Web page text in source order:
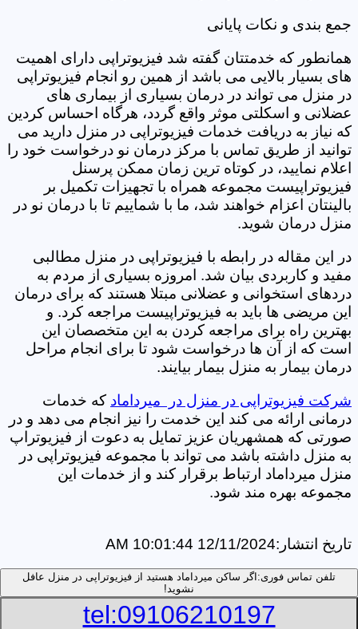
جمع بندی و نکات پایانی
همانطور که خدمتتان گفته شد فیزیوتراپی دارای اهمیت
های بسیار بالایی می باشد از همین رو انجام فیزیوتراپی
در منزل می تواند در درمان بسیاری از بیماری های
عضلانی و اسکلتی موثر واقع گردد، هرگاه احساس کردین
که نیاز به دریافت خدمات فیزیوتراپی در منزل دارید می
توانید از طریق تماس با مرکز درمان نو درخواست خود را
اعلام نمایید، در کوتاه ترین زمان ممکن پرسنل
فیزیوتراپیست مجموعه همراه با تجهیزات تکمیل بر
بالینتان اعزام خواهند شد، ما با شماییم تا با درمان نو در
منزل درمان شوید.
در این مقاله در رابطه با فیزیوتراپی در منزل مطالبی
مفید و کاربردی بیان شد. امروزه بسیاری از مردم به
دردهای استخوانی و عضلانی مبتلا هستند که برای درمان
این مریضی ها باید به فیزیوتراپیست مراجعه کرد. و
بهترین راه برای مراجعه کردن به این متخصصان این
است که از آن ها درخواست شود تا برای انجام مراحل
درمان بیمار به منزل بیمار بیایند.
شرکت فیزیوتراپی در منزل در میرداماد که خدمات
درمانی ارائه می کند این خدمت را نیز انجام می دهد و در
صورتی که همشهریان عزیز تمایل به دعوت از فیزیوتراپ
به منزل داشته باشد می تواند با مجموعه فیزیوتراپی در
منزل میرداماد ارتباط برقرار کند و از خدمات این
مجموعه بهره مند شود.
تاریخ انتشار:12/11/2024 10:01:44 AM
تلفن تماس فوری: اگر ساکن میرداماد هستید از فیزیوتراپی در منزل عافل
نشوید!
tel:09106210197